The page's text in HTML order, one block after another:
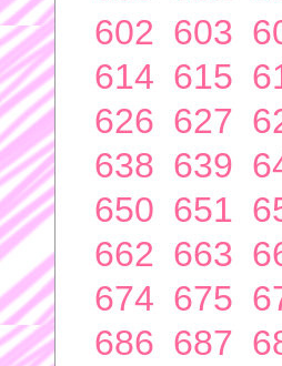
602 603
614 615
626 627
638 639
650 651
662 663
674 675
686 687